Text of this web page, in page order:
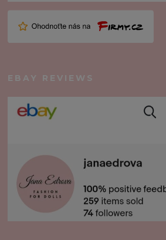
EBAY REVIEWS